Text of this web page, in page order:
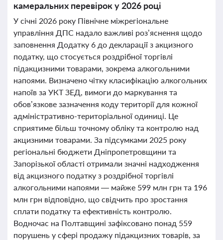
камеральних перевірок у 2026 році
У січні 2026 року Північне міжрегіональне
управління ДПС надало важливі роз’яснення щодо
заповнення Додатку 6 до декларації з акцизного
податку, що стосується роздрібної торгівлі
підакцизними товарами, зокрема алкогольними
напоями. Визначено чітку класифікацію алкогольних
напоїв за УКТ ЗЕД, вимоги до маркування та
обов’язкове зазначення коду території для кожної
адміністративно-територіальної одиниці. Це
сприятиме більш точному обліку та контролю над
акцизними товарами. За підсумками 2025 року
регіональні бюджети Дніпропетровщини та
Запорізької області отримали значні надходження
від акцизного податку з роздрібної торгівлі
алкогольними напоями — майже 599 млн грн та 196
млн грн відповідно, що свідчить про зростання
сплати податку та ефективність контролю.
Водночас на Полтавщині зафіксовано понад 559
порушень у сфері продажу підакцизних товарів, за